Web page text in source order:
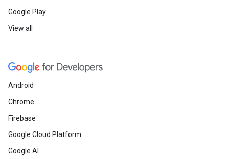
Google Play
View all
Android
Chrome
Firebase
Google Cloud Platform
Google AI